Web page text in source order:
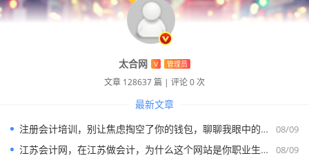
你看,如果小雅入职了，不仅工资可能发不出来，还可能因为
公司涉及违法业务，给自己的职业生涯抹黑。
CPA视角下的“深圳企业查询”核心三要素
作为专业人士,我们做“深圳企业查询”到底在看什么？很多人
觉得，查一下是不是“正常开业”就行了，其实远远不够，如
太合网 V 管理员
文章 128637 篇 | 评论 0 次
最新文章
08/09
注册会计培训，别让焦虑掏空了你的钱包，聊聊我眼中的备考真相
08/09
江苏会计网，在江苏做会计，为什么这个网站是你职业生涯中不可或缺的老伙计？